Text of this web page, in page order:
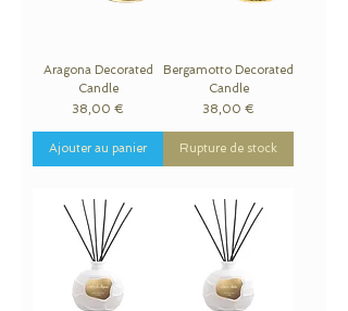
Aragona Decorated
Candle
Prix
38,00 €
Ajouter au panier
Bergamotto Decorated
Candle
Prix
38,00 €
Rupture de stock